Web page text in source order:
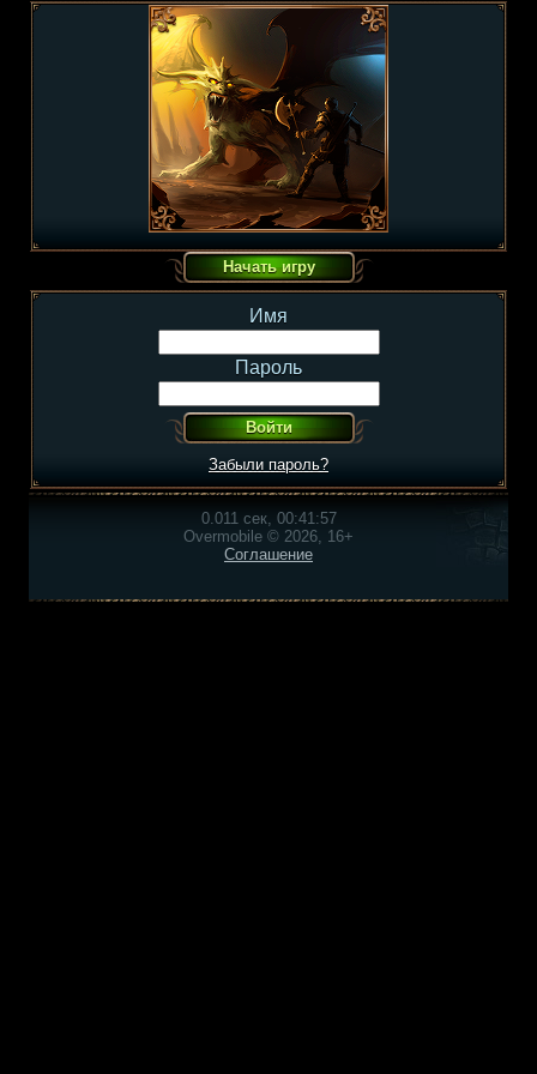
Имя
Пароль
Забыли пароль?
0.011 сек, 00:41:57
Overmobile © 2026, 16+
Соглашение